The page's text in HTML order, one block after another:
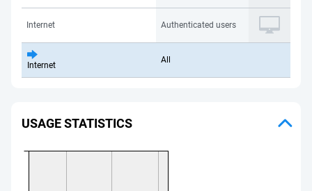
Internet Authenticated users
Internet
All
USAGE STATISTICS